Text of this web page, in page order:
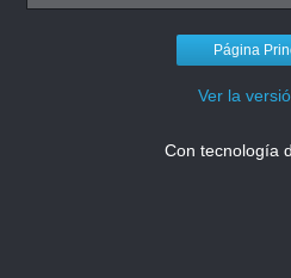
Página
Ver la
Con tecnología